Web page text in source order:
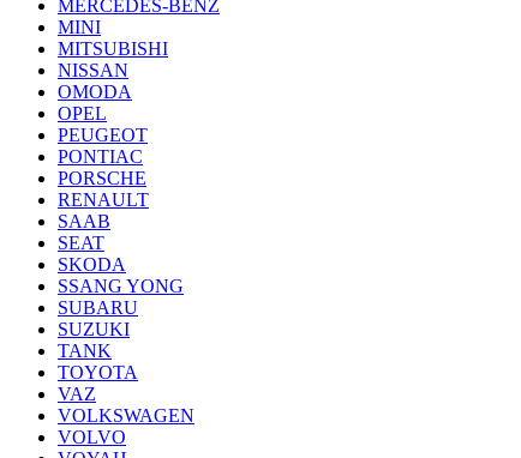
MERCEDES-BENZ
MINI
MITSUBISHI
NISSAN
OMODA
OPEL
PEUGEOT
PONTIAC
PORSCHE
RENAULT
SAAB
SEAT
SKODA
SSANG YONG
SUBARU
SUZUKI
TANK
TOYOTA
VAZ
VOLKSWAGEN
VOLVO